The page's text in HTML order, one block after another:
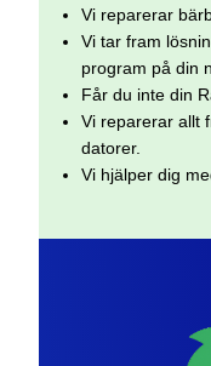
Vi reparerar
Vi tar fram
program på din
Får du inte din
Vi reparerar allt
datorer.
Vi hjälper dig